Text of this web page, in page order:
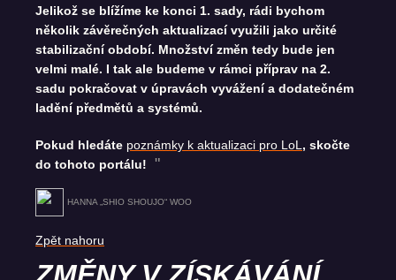
Jelikož se blížíme ke konci 1. sady, rádi bychom
několik závěrečných aktualizací využili jako určité
stabilizační období. Množství změn tedy bude jen
velmi malé. I tak ale budeme v rámci příprav na 2.
sadu pokračovat v úpravách vyvážení a dodatečném
ladění předmětů a systémů.
Pokud hledáte poznámky k aktualizaci pro LoL , skočte
do tohoto portálu!
HANNA „SHIO SHOUJO“ WOO
Zpět nahoru